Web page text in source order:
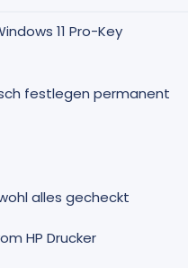
11 Pro-Key
festlegen permanent
alles gecheckt
HP Drucker